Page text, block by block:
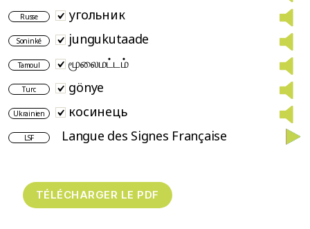
Russe угольник
Soninké jungukutaade
Tamoul மூலைமட்டம்
Turc gönye
Ukrainien косинець
LSF Langue des Signes Française